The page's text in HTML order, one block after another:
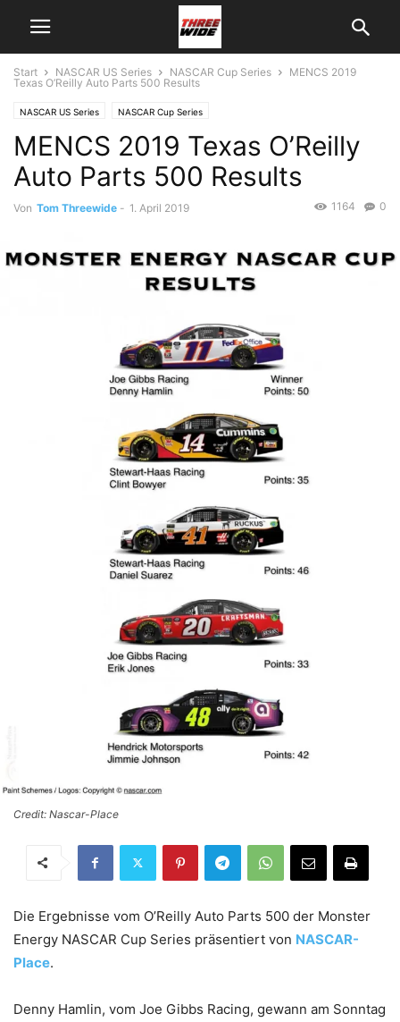
Start NASCAR US Series NASCAR Cup Series
MENCS 2019
Texas O’Reilly Auto Parts 500 Results
NASCAR US Series NASCAR Cup Series
MENCS 2019 Texas O’Reilly
Auto Parts 500 Results
Von Tom Threewide - 1. April 2019 0
1164
Credit: Nascar-Place
Die Ergebnisse vom O’Reilly Auto Parts 500 der Monster
Energy NASCAR Cup Series präsentiert von NASCAR-
Place.
Denny Hamlin, vom Joe Gibbs Racing, gewann am Sonntag